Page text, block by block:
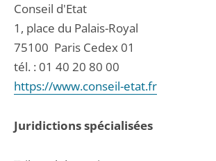
Conseil d'Etat
1, place du Palais-Royal
75100 Paris Cedex 01
tél. : 01 40 20 80 00
https://www.conseil-etat.fr
Juridictions spécialisées